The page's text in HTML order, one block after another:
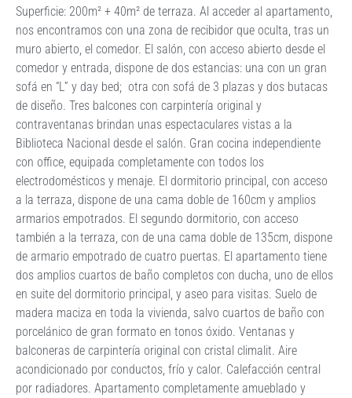
Superficie: 200m² + 40m² de terraza. Al acceder al apartamento,
nos encontramos con una zona de recibidor que oculta, tras un
muro abierto, el comedor. El salón, con acceso abierto desde el
comedor y entrada, dispone de dos estancias: una con un gran
sofá en “L” y day bed; otra con sofá de 3 plazas y dos butacas
de diseño. Tres balcones con carpintería original y
contraventanas brindan unas espectaculares vistas a la
Biblioteca Nacional desde el salón. Gran cocina independiente
con office, equipada completamente con todos los
electrodomésticos y menaje. El dormitorio principal, con acceso
a la terraza, dispone de una cama doble de 160cm y amplios
armarios empotrados. El segundo dormitorio, con acceso
también a la terraza, con de una cama doble de 135cm, dispone
de armario empotrado de cuatro puertas. El apartamento tiene
dos amplios cuartos de baño completos con ducha, uno de ellos
en suite del dormitorio principal, y aseo para visitas. Suelo de
madera maciza en toda la vivienda, salvo cuartos de baño con
porcelánico de gran formato en tonos óxido. Ventanas y
balconeras de carpintería original con cristal climalit. Aire
acondicionado por conductos, frío y calor. Calefacción central
por radiadores. Apartamento completamente amueblado y